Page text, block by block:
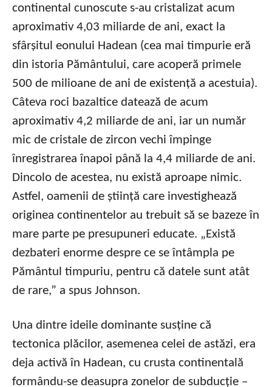
continental cunoscute s-au cristalizat acum
aproximativ 4,03 miliarde de ani, exact la
sfârșitul eonului Hadean (cea mai timpurie eră
din istoria Pământului, care acoperă primele
500 de milioane de ani de existență a acestuia).
Câteva roci bazaltice datează de acum
aproximativ 4,2 miliarde de ani, iar un număr
mic de cristale de zircon vechi împinge
înregistrarea înapoi până la 4,4 miliarde de ani.
Dincolo de acestea, nu există aproape nimic.
Astfel, oamenii de știință care investighează
originea continentelor au trebuit să se bazeze în
mare parte pe presupuneri educate. „Există
dezbateri enorme despre ce se întâmpla pe
Pământul timpuriu, pentru că datele sunt atât
de rare,” a spus Johnson.
Una dintre ideile dominante susține că
tectonica plăcilor, asemenea celei de astăzi, era
deja activă în Hadean, cu crusta continentală
formându-se deasupra zonelor de subducție –